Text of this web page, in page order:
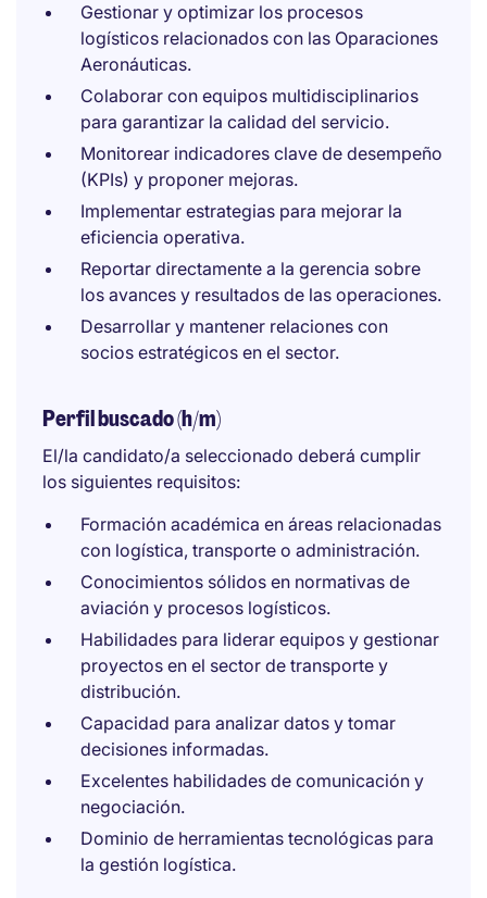
Gestionar y optimizar los procesos
logísticos relacionados con las Oparaciones
Aeronáuticas.
Colaborar con equipos multidisciplinarios
para garantizar la calidad del servicio.
Monitorear indicadores clave de desempeño
(KPIs) y proponer mejoras.
Implementar estrategias para mejorar la
eficiencia operativa.
Reportar directamente a la gerencia sobre
los avances y resultados de las operaciones.
Desarrollar y mantener relaciones con
socios estratégicos en el sector.
Perfil buscado (h/m)
El/la candidato/a seleccionado deberá cumplir
los siguientes requisitos:
Formación académica en áreas relacionadas
con logística, transporte o administración.
Conocimientos sólidos en normativas de
aviación y procesos logísticos.
Habilidades para liderar equipos y gestionar
proyectos en el sector de transporte y
distribución.
Capacidad para analizar datos y tomar
decisiones informadas.
Excelentes habilidades de comunicación y
negociación.
Dominio de herramientas tecnológicas para
la gestión logística.